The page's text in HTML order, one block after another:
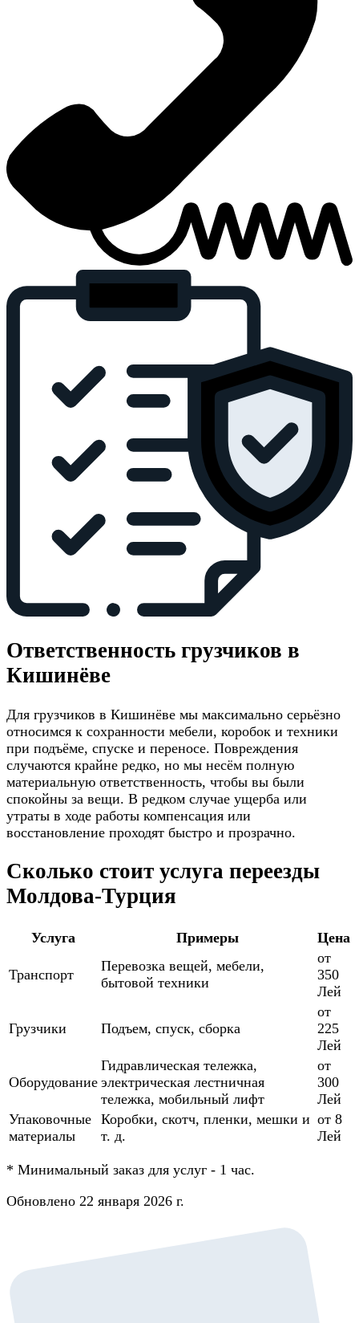
Ответственность грузчиков в
Кишинёве
Для грузчиков в Кишинёве мы максимально серьёзно
относимся к сохранности мебели, коробок и техники
при подъёме, спуске и переносе. Повреждения
случаются крайне редко, но мы несём полную
материальную ответственность, чтобы вы были
спокойны за вещи. В редком случае ущерба или
утраты в ходе работы компенсация или
восстановление проходят быстро и прозрачно.
Сколько стоит услуга переезды
Молдова-Турция
Услуга Примеры Цена
Транспорт
Перевозка вещей, мебели,
бытовой техники
от
350
Лей
Грузчики Подъем, спуск, сборка
от
225
Лей
Оборудование
Гидравлическая тележка,
электрическая лестничная
тележка, мобильный лифт
от
300
Лей
Упаковочные
материалы
Коробки, скотч, пленки, мешки и
т. д.
от 8
Лей
* Минимальный заказ для услуг - 1 час.
Обновлено 22 января 2026 г.